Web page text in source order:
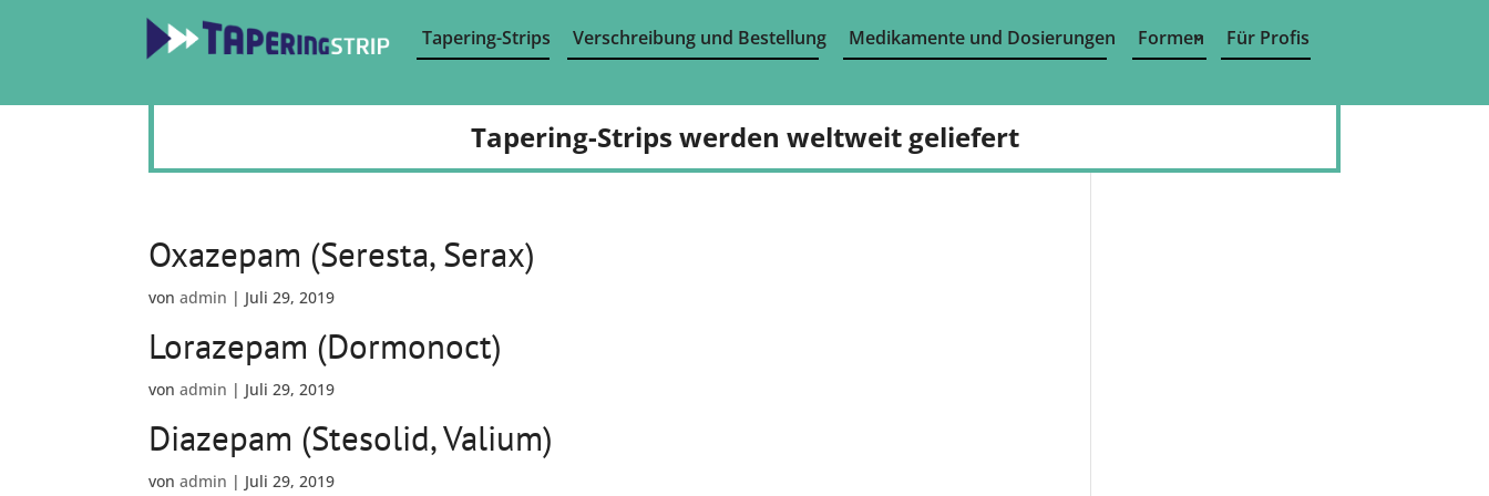
Tapering-Strips Verschreibung und Bestellung Medikamente und Dosierungen Formen Für Profis
Tapering-Strips werden weltweit geliefert
Oxazepam (Seresta, Serax)
vonadmin | Juli 29, 2019
Lorazepam (Dormonoct)
vonadmin | Juli 29, 2019
Diazepam (Stesolid, Valium)
vonadmin | Juli 29, 2019